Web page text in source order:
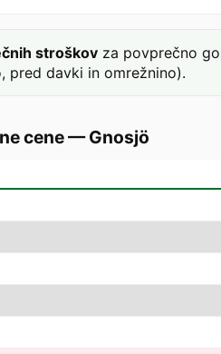
stroškov za povprečno
pred davki in omrežnino).
cene—Gnosjö